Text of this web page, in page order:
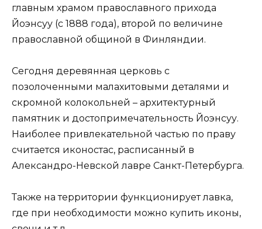
главным храмом православного прихода
Йоэнсуу (с 1888 года), второй по величине
православной общиной в Финляндии.
Сегодня деревянная церковь с
позолоченными малахитовыми деталями и
скромной колокольней – архитектурный
памятник и достопримечательность Йоэнсуу.
Наиболее привлекательной частью по праву
считается иконостас, расписанный в
Александро-Невской лавре Санкт-Петербурга.
Также на территории функционирует лавка,
где при необходимости можно купить иконы,